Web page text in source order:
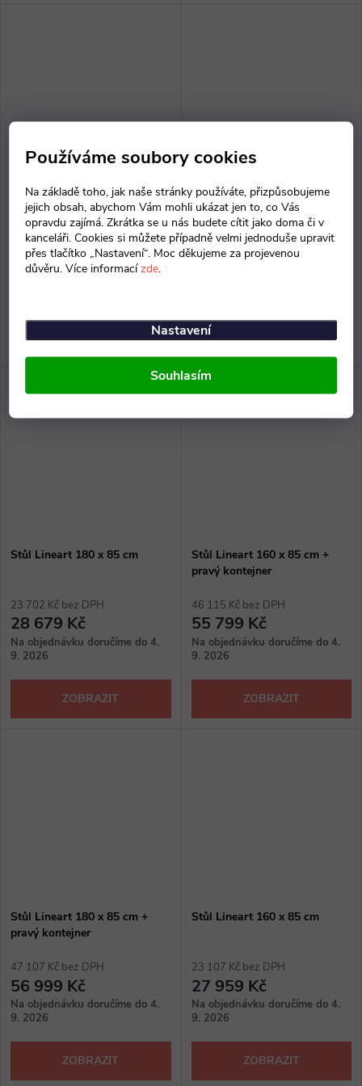
Používáme soubory cookies
Na základě toho, jak naše stránky používáte, přizpůsobujeme
jejich obsah, abychom Vám mohli ukázat jen to, co Vás
opravdu zajímá. Zkrátka se u nás budete cítit jako doma či v
kanceláři. Cookies si můžete případně velmi jednoduše upravit
přes tlačítko „Nastavení“. Moc děkujeme za projevenou
důvěru. Více informacízde.
Nastavení
Souhlasím
Stůl Lineart 200 x 85 cm +
pravý kontejner
47 602 Kč bez DPH
57 599 Kč
Stůl Lineart 200 x 85 cm
24 495 Kč bez DPH
29 639 Kč
Stůl Lineart 180 x 85 cm
23 702 Kč bez DPH
28 679 Kč
Na objednávku doručíme do 4.
9. 2026
ZOBRAZIT
Stůl Lineart 160 x 85 cm +
pravý kontejner
46 115 Kč bez DPH
55 799 Kč
Na objednávku doručíme do 4.
9. 2026
ZOBRAZIT
Stůl Lineart 180 x 85 cm +
pravý kontejner
47 107 Kč bez DPH
56 999 Kč
Na objednávku doručíme do 4.
9. 2026
ZOBRAZIT
Stůl Lineart 160 x 85 cm
23 107 Kč bez DPH
27 959 Kč
Na objednávku doručíme do 4.
9. 2026
ZOBRAZIT